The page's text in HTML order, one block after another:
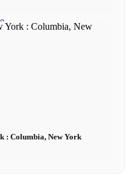
: Columbia, New York